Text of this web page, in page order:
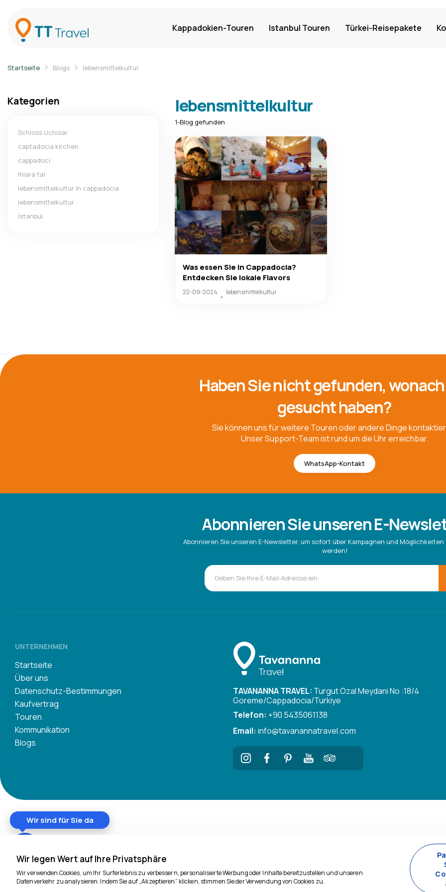
Kappadokien-Touren Istanbul Touren Türkei-Reisepakete
Startseite Blogs lebensmittelkultur
Kategorien
Schloss Uchisar
captadocia kirchen
cappadocı
lhlara tal
lebensmittelkultur in cappadocia
lebensmittelkultur
İstanbul
lebensmittelkultur
1-Blog gefunden
Was essen Sie in Cappadocia?
Entdecken Sie lokale Flavors
22-09-2024 lebensmittelkultur
Haben Sie nicht gefunden,
gesucht haben?
Sie können uns für weitere Touren oder andere Dinge
Unser Support-Team ist rund um die Uhr erreichbar.
WhatsApp-Kontakt
Abonnieren Sie unseren E-
Abonnieren Sie unseren E-Newsletter, um sofort über Kampagnen und
werden!
UNTERNEHMEN
Startseite
Über uns
Datenschutz-Bestimmungen
Kaufvertrag
Touren
Kommunikation
Blogs
TAVANANNA TRAVEL: Turgut Ozal Meydani No :18/4
Goreme/Cappadocia/Turkiye
Telefon: +90 5435061138
Email: info@tavanannatravel.com
Wir legen Wert auf Ihre Privatsphäre
Wir verwenden Cookies, um Ihr Surferlebnis zu verbessern, personalisierte Werbung oder Inhalte bereitzustellen und unseren
Datenverkehr zu analysieren. Indem Sie auf „Akzeptieren“ klicken, stimmen Sie der Verwendung von Cookies zu.
Wir sind für Sie da